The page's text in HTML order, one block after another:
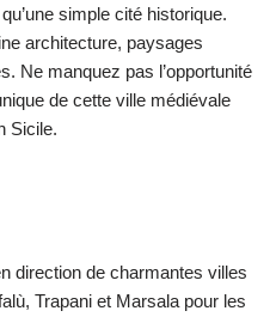
simple cité historique.
architecture, paysages
Ne manquez pas l’opportunité
de cette ville médiévale
Sicile.
direction de charmantes villes
Trapani et Marsala pour les